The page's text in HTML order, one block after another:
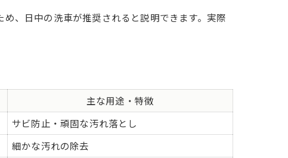
、日中の洗車が推奨されると説明できます。実際
主な用途・特徴
サビ防止・頑固な汚れ落とし
細かな汚れの除去